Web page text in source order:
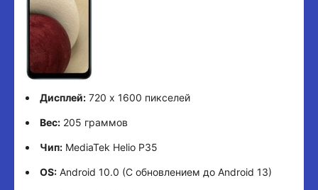
Дисплей: 720 x 1600 пикселей
Вес: 205 граммов
Чип: MediaTek Helio P35
OS: Android 10.0 (С обновлением до Android 13)